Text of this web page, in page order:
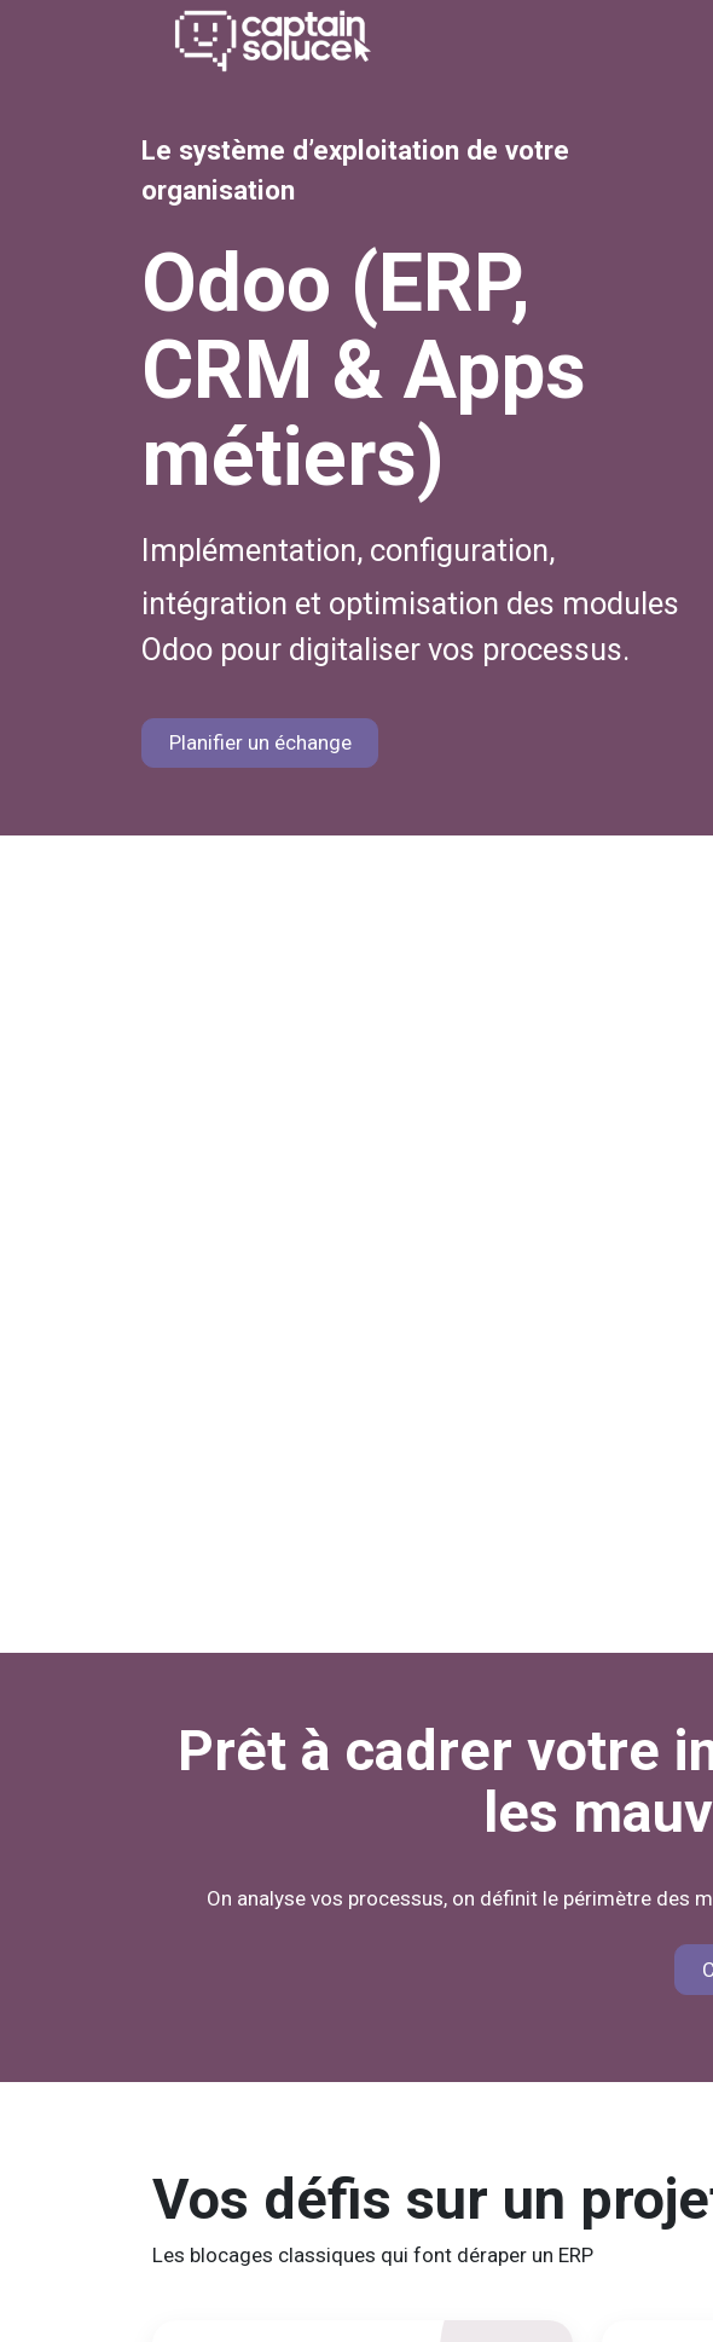
Se rendre au contenu
Le système d’exploitation de votre
organisation
Odoo (ERP,
CRM & Apps
métiers)
Implémentation, configuration,
intégration et optimisation des modules
Odoo pour digitaliser vos processus.
Planifier un échange
Prêt à cadrer votre
les
On analyse vos processus, on définit le périmètre des
Vos défis sur un
Les blocages classiques qui font déraper un ERP